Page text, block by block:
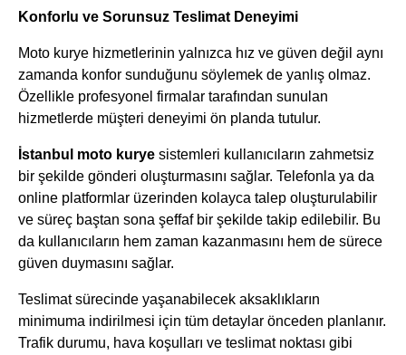
Konforlu ve Sorunsuz Teslimat Deneyimi
Moto kurye hizmetlerinin yalnızca hız ve güven değil aynı
zamanda konfor sunduğunu söylemek de yanlış olmaz.
Özellikle profesyonel firmalar tarafından sunulan
hizmetlerde müşteri deneyimi ön planda tutulur.
İstanbul moto kurye sistemleri kullanıcıların zahmetsiz
bir şekilde gönderi oluşturmasını sağlar. Telefonla ya da
online platformlar üzerinden kolayca talep oluşturulabilir
ve süreç baştan sona şeffaf bir şekilde takip edilebilir. Bu
da kullanıcıların hem zaman kazanmasını hem de sürece
güven duymasını sağlar.
Teslimat sürecinde yaşanabilecek aksaklıkların
minimuma indirilmesi için tüm detaylar önceden planlanır.
Trafik durumu, hava koşulları ve teslimat noktası gibi